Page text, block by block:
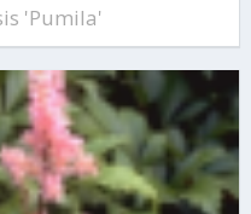
'Pumila'